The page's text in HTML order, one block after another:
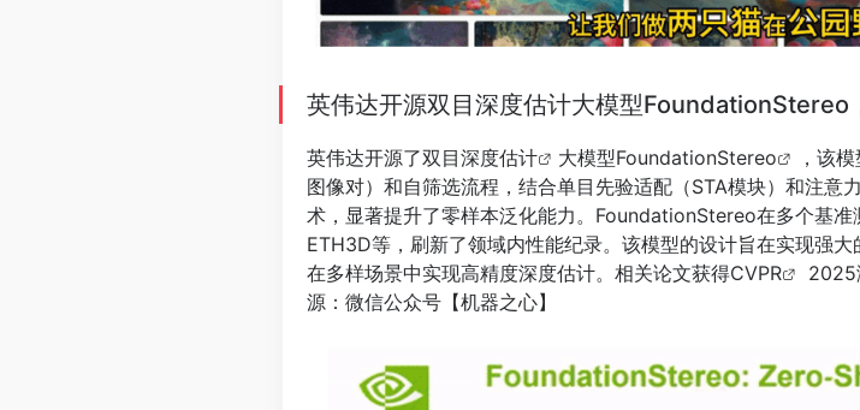
英伟达开源双目深度估计大模型FoundationStereo
英伟达开源了双目深度估计 大模型FoundationStereo
，该
图像对）和自筛选流程，结合单目先验适配（STA模块）和注意
术，显著提升了零样本泛化能力。FoundationStereo在多个基
ETH3D等，刷新了领域内性能纪录。该模型的设计旨在实现强
在多样场景中实现高精度深度估计。相关论文获得CVPR
2025
源：微信公众号【机器之心】